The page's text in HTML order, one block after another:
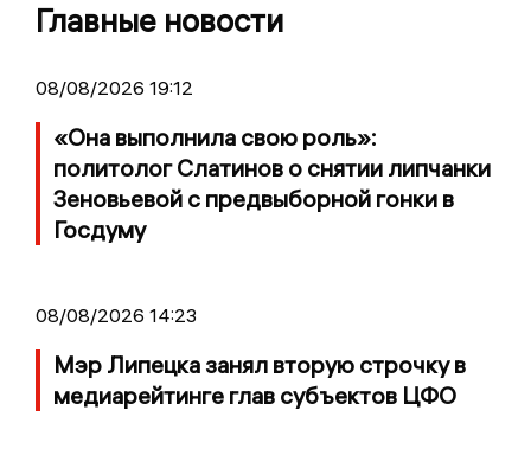
Главные новости
08/08/2026 19:12
«Она выполнила свою роль»:
политолог Слатинов о снятии липчанки
Зеновьевой с предвыборной гонки в
Госдуму
08/08/2026 14:23
Мэр Липецка занял вторую строчку в
медиарейтинге глав субъектов ЦФО